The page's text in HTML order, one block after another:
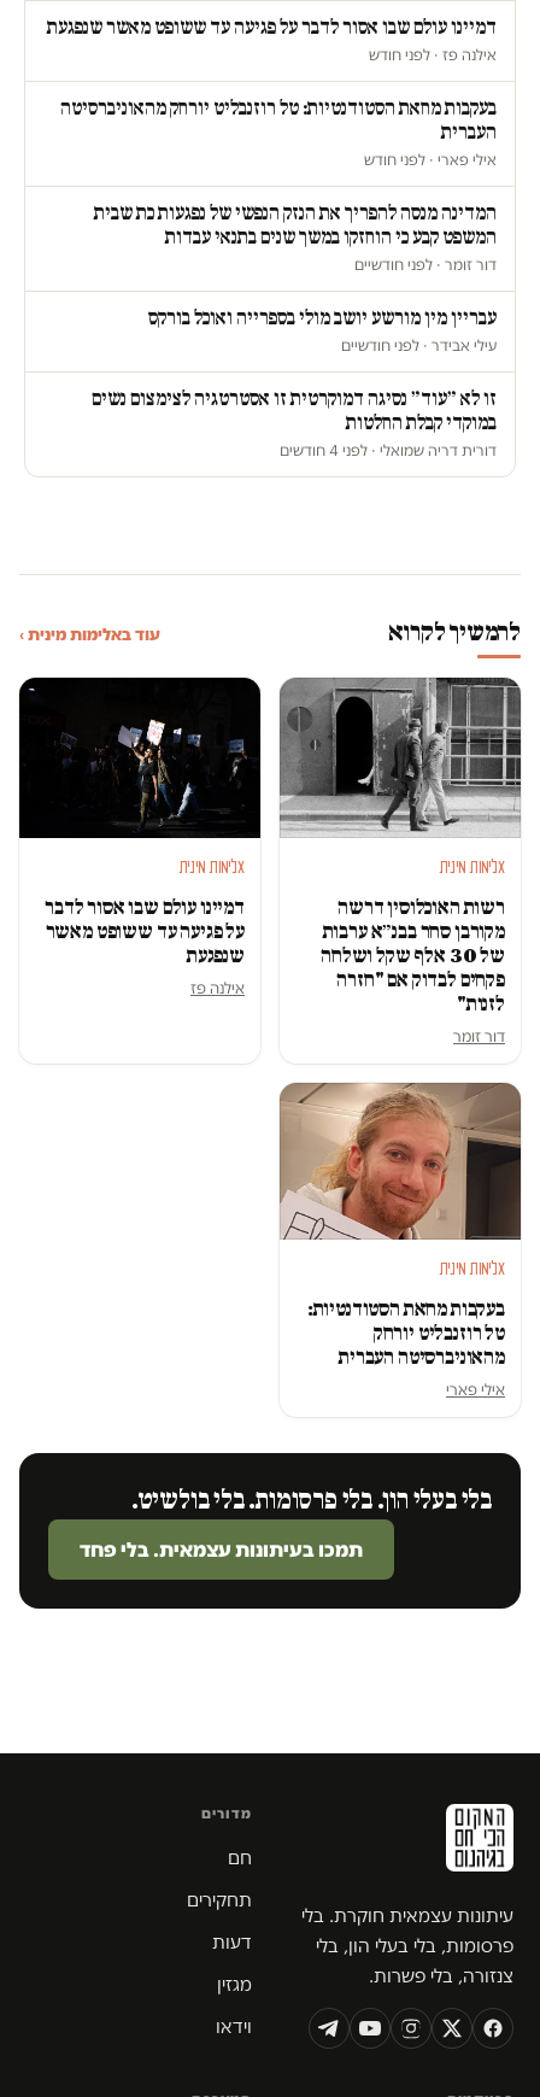
דמיינו עולם שבו אסור לדבר על פגיעה עד ששופט מאשר שנפגעת
אילנה פז · לפני חודש
בעקבות מחאת הסטודנטיות: טל רוזנבליט יורחק מהאוניברסיטה
העברית
אילי פארי · לפני חודש
המדינה מנסה להפריך את הנזק הנפשי של נפגעות כת שבית
המשפט קבע כי הוחזקו במשך שנים בתנאי עבדות
דור זומר · לפני חודשיים
עבריין מין מורשע יושב מולי בספרייה ואוכל בורקס
עילי אבידר · לפני חודשיים
זו לא ״עוד״ נסיגה דמוקרטית זו אסטרטגיה לצימצום נשים
במוקדי קבלת החלטות
דורית דריה שמואלי · לפני 4 חודשים
להמשיך לקרוא עוד באלימות מינית ›
אלימות מינית
רשות האוכלוסין דרשה
מקורבן סחר בבנ״א ערבות
של 30 אלף שקל ושלחה
פקחים לבדוק אם "חזרה
לזנות"
דור זומר
אלימות מינית
דמיינו עולם שבו אסור לדבר
על פגיעה עד ששופט מאשר
שנפגעת
אילנה פז
אלימות מינית
בעקבות מחאת הסטודנטיות:
טל רוזנבליט יורחק
מהאוניברסיטה העברית
אילי פארי
בלי בעלי הון. בלי פרסומות. בלי בולשיט.
תמכו בעיתונות עצמאית. בלי פחד
עיתונות עצמאית חוקרת. בלי
פרסומות, בלי בעלי הון, בלי
צנזורה, בלי פשרות.
מדורים
חם
תחקירים
דעות
מגזין
וידאו